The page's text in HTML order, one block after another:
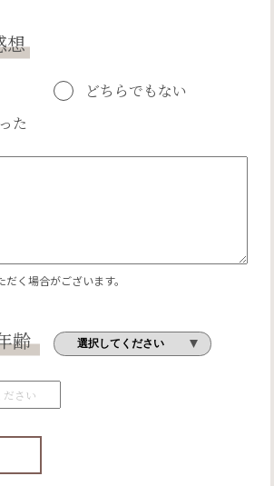
想
どちらでもない
た
く場合がございます。
齢